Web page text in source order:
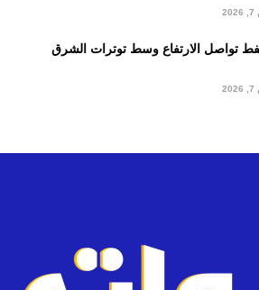
تواصل الارتفاع وسط توترات الشرق